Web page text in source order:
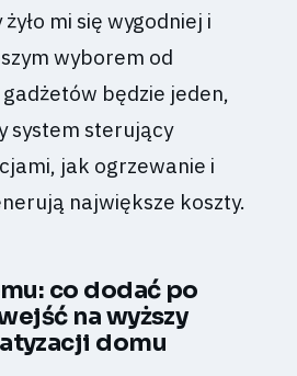
mi się wygodniej i
wyborem od
będzie jeden,
system sterujący
jak ogrzewanie i
największe koszty.
co dodać po
na wyższy
domu